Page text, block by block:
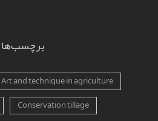
برچسب‌ها
Art and technique in agriculture
Conservation tillage